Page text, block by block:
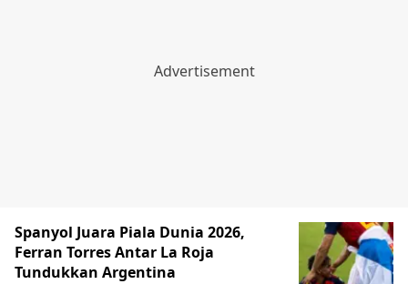
Spanyol Juara Piala Dunia 2026,
Ferran Torres Antar La Roja
Tundukkan Argentina